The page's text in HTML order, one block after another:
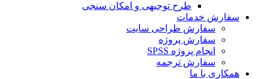
طرح توجیهی و امکان سنجی
سفارش خدمات
سفارش طراحی سایت
سفارش پروژه
انجام پروژه SPSS
سفارش ترجمه
همکاری با ما